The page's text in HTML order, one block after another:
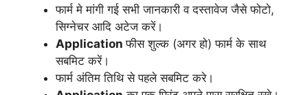
फार्म मे मांगी गई सभी जानकारी व दस्तावेज जैसे फोटो,
सिग्नेचर आदि अटेज करें।
Applicationफीस शुल्क (अगर हो) फार्म के साथ
सबमिट करें।
फार्म अंतिम तिथि से पहले सबमिट करे।